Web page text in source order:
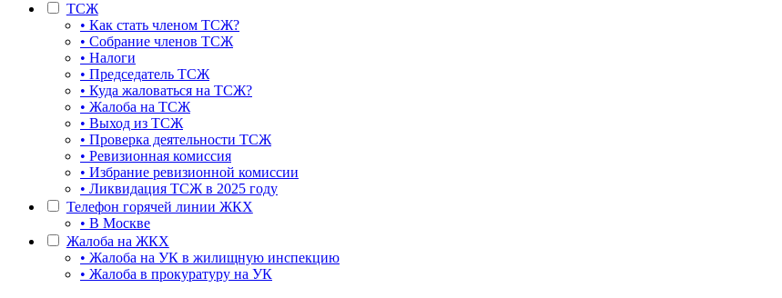
ТСЖ
• Как стать членом ТСЖ?
• Собрание членов ТСЖ
• Налоги
• Председатель ТСЖ
• Куда жаловаться на ТСЖ?
• Жалоба на ТСЖ
• Выход из ТСЖ
• Проверка деятельности ТСЖ
• Ревизионная комиссия
• Избрание ревизионной комиссии
• Ликвидация ТСЖ в 2025 году
Телефон горячей линии ЖКХ
• В Москве
Жалоба на ЖКХ
• Жалоба на УК в жилищную инспекцию
• Жалоба в прокуратуру на УК